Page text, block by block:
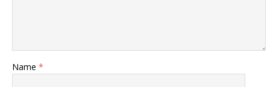
Name *